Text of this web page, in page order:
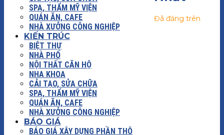
SPA, THẨM MỸ VIỆN
QUÁN ĂN, CAFE
NHÀ XƯỞNG CÔNG NGHIỆP
KIẾN TRÚC
BIỆT THỰ
NHÀ PHỐ
NỘI THẤT CĂN HỘ
NHA KHOA
CẢI TẠO, SỬA CHỮA
SPA, THẨM MỸ VIỆN
QUÁN ĂN, CAFE
NHÀ XƯỞNG CÔNG NGHIỆP
BÁO GIÁ
BÁO GIÁ XÂY DỰNG PHẦN THÔ
Đã đăng trên